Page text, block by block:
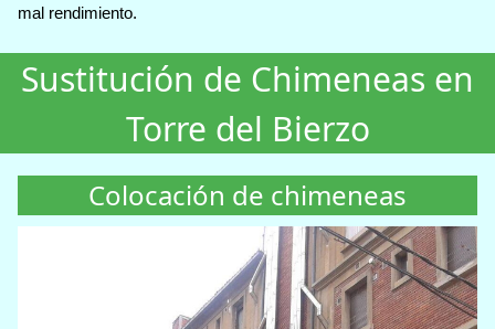
mal rendimiento.
Sustitución de Chimeneas en
Torre del Bierzo
Colocación de chimeneas